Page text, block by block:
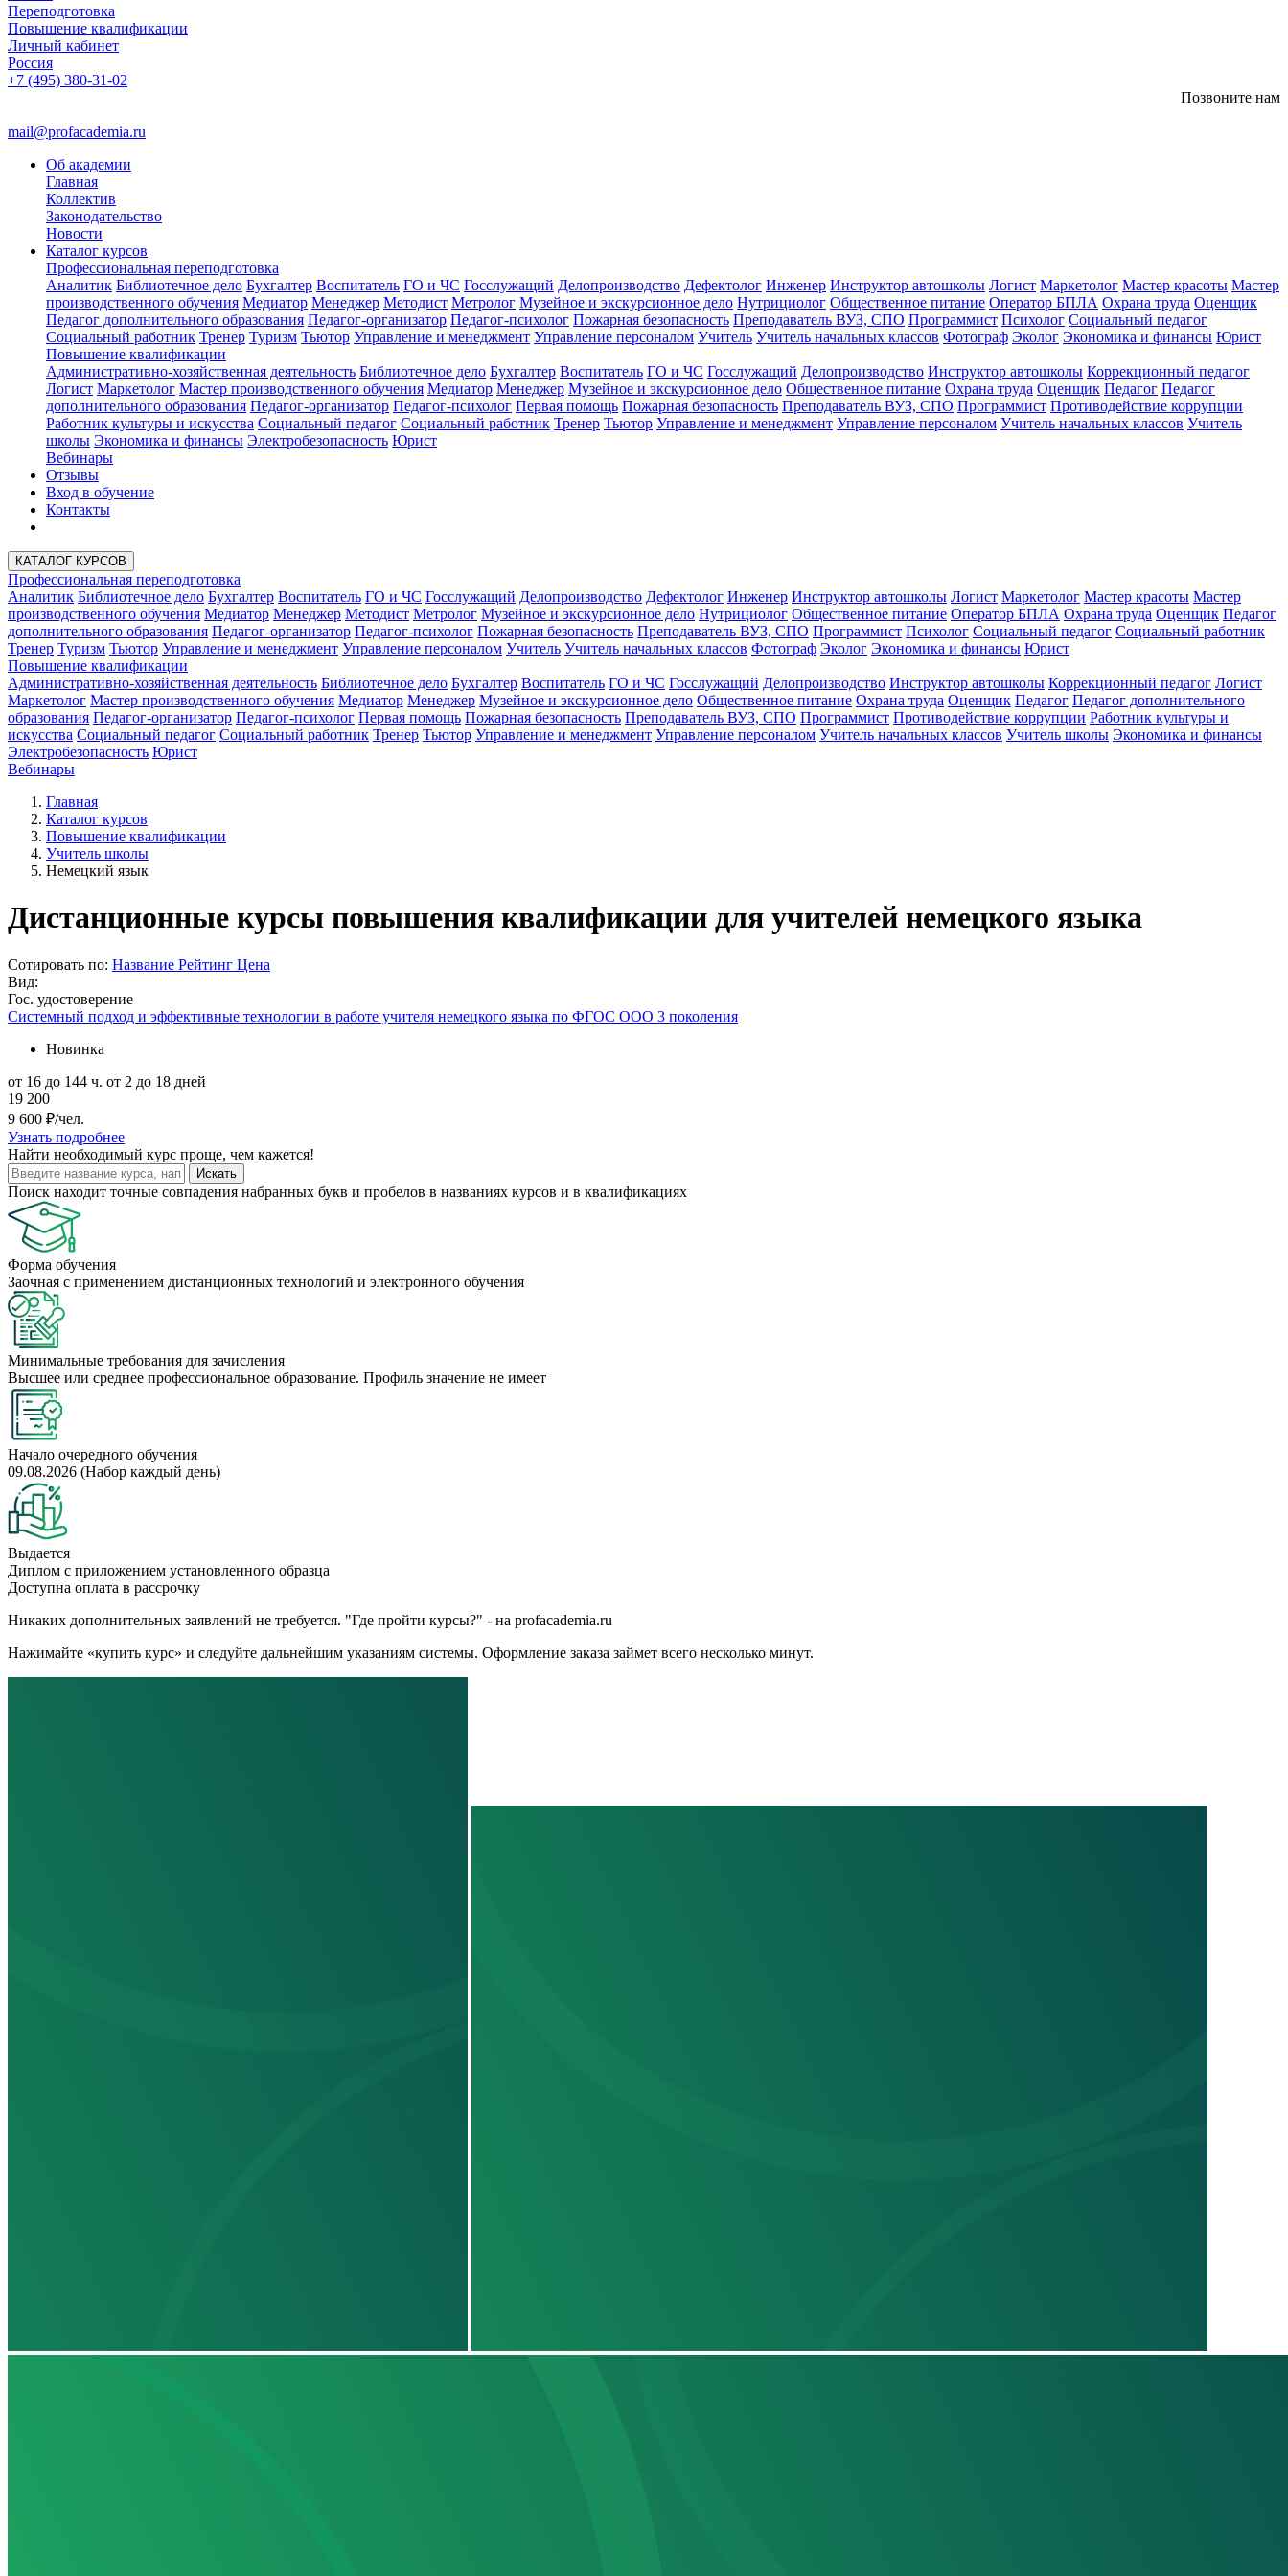
Переподготовка
Повышение квалификации
Личный кабинет
Россия
+7 (495) 380-31-02
Позвоните нам
mail@profacademia.ru
Об академии
Главная
Коллектив
Законодательство
Новости
Каталог курсов
Профессиональная переподготовка
Аналитик Библиотечное дело Бухгалтер Воспитатель ГО и ЧС Госслужащий Делопроизводство Дефектолог Инженер Инструктор автошколы Логист Маркетолог Мастер красоты Мастер
производственного обучения Медиатор Менеджер Методист Метролог Музейное и экскурсионное дело Нутрициолог Общественное питание Оператор БПЛА Охрана труда Оценщик
Педагог дополнительного образования Педагог-организатор Педагог-психолог Пожарная безопасность Преподаватель ВУЗ, СПО Программист Психолог Социальный педагог
Социальный работник Тренер Туризм Тьютор Управление и менеджмент Управление персоналом Учитель Учитель начальных классов Фотограф Эколог Экономика и финансы Юрист
Повышение квалификации
Административно-хозяйственная деятельность Библиотечное дело Бухгалтер Воспитатель ГО и ЧС Госслужащий Делопроизводство Инструктор автошколы Коррекционный педагог
Логист Маркетолог Мастер производственного обучения Медиатор Менеджер Музейное и экскурсионное дело Общественное питание Охрана труда Оценщик Педагог Педагог
дополнительного образования Педагог-организатор Педагог-психолог Первая помощь Пожарная безопасность Преподаватель ВУЗ, СПО Программист Противодействие коррупции
Работник культуры и искусства Социальный педагог Социальный работник Тренер Тьютор Управление и менеджмент Управление персоналом Учитель начальных классов Учитель
школы Экономика и финансы Электробезопасность Юрист
Вебинары
Отзывы
Вход в обучение
Контакты
КАТАЛОГ КУРСОВ
Профессиональная переподготовка
Аналитик Библиотечное дело Бухгалтер Воспитатель ГО и ЧС Госслужащий Делопроизводство Дефектолог Инженер Инструктор автошколы Логист Маркетолог Мастер красоты Мастер
производственного обучения Медиатор Менеджер Методист Метролог Музейное и экскурсионное дело Нутрициолог Общественное питание Оператор БПЛА Охрана труда Оценщик Педагог
дополнительного образования Педагог-организатор Педагог-психолог Пожарная безопасность Преподаватель ВУЗ, СПО Программист Психолог Социальный педагог Социальный работник
Тренер Туризм Тьютор Управление и менеджмент Управление персоналом Учитель Учитель начальных классов Фотограф Эколог Экономика и финансы Юрист
Повышение квалификации
Административно-хозяйственная деятельность Библиотечное дело Бухгалтер Воспитатель ГО и ЧС Госслужащий Делопроизводство Инструктор автошколы Коррекционный педагог Логист
Маркетолог Мастер производственного обучения Медиатор Менеджер Музейное и экскурсионное дело Общественное питание Охрана труда Оценщик Педагог Педагог дополнительного
образования Педагог-организатор Педагог-психолог Первая помощь Пожарная безопасность Преподаватель ВУЗ, СПО Программист Противодействие коррупции Работник культуры и
искусства Социальный педагог Социальный работник Тренер Тьютор Управление и менеджмент Управление персоналом Учитель начальных классов Учитель школы Экономика и финансы
Электробезопасность Юрист
Вебинары
Главная
Каталог курсов
Повышение квалификации
Учитель школы
Немецкий язык
Дистанционные курсы повышения квалификации для учителей немецкого языка
Сотировать по: Название Рейтинг Цена
Вид:
Гос. удостоверение
Системный подход и эффективные технологии в работе учителя немецкого языка по ФГОС ООО 3 поколения
Новинка
от 16 до 144 ч. от 2 до 18 дней
19 200
9 600 ₽/чел.
Узнать подробнее
Найти необходимый курс проще, чем кажется!
Искать
Поиск находит точные совпадения набранных букв и пробелов в названиях курсов и в квалификациях
Форма обучения
Заочная с применением дистанционных технологий и электронного обучения
Минимальные требования для зачисления
Высшее или среднее профессиональное образование. Профиль значение не имеет
Начало очередного обучения
09.08.2026 (Набор каждый день)
Выдается
Диплом с приложением установленного образца
Доступна оплата в рассрочку
Никаких дополнительных заявлений не требуется. "Где пройти курсы?" - на profacademia.ru
Нажимайте «купить курс» и следуйте дальнейшим указаниям системы. Оформление заказа займет всего несколько минут.